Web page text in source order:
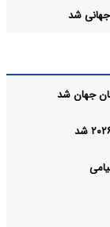
شد
جهان شد